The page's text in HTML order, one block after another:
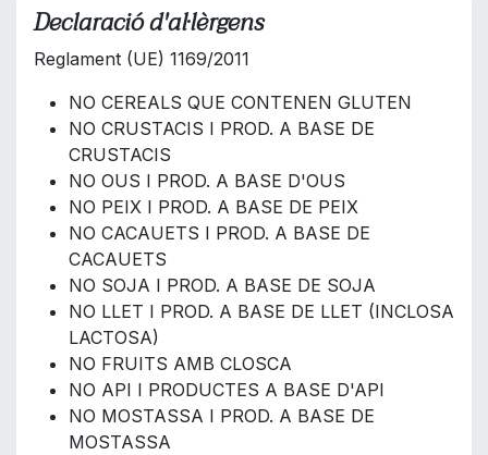
Declaració d'al·lèrgens
Reglament (UE) 1169/2011
NO CEREALS QUE CONTENEN GLUTEN
NO CRUSTACIS I PROD. A BASE DE
CRUSTACIS
NO OUS I PROD. A BASE D'OUS
NO PEIX I PROD. A BASE DE PEIX
NO CACAUETS I PROD. A BASE DE
CACAUETS
NO SOJA I PROD. A BASE DE SOJA
NO LLET I PROD. A BASE DE LLET (INCLOSA
LACTOSA)
NO FRUITS AMB CLOSCA
NO API I PRODUCTES A BASE D'API
NO MOSTASSA I PROD. A BASE DE
MOSTASSA